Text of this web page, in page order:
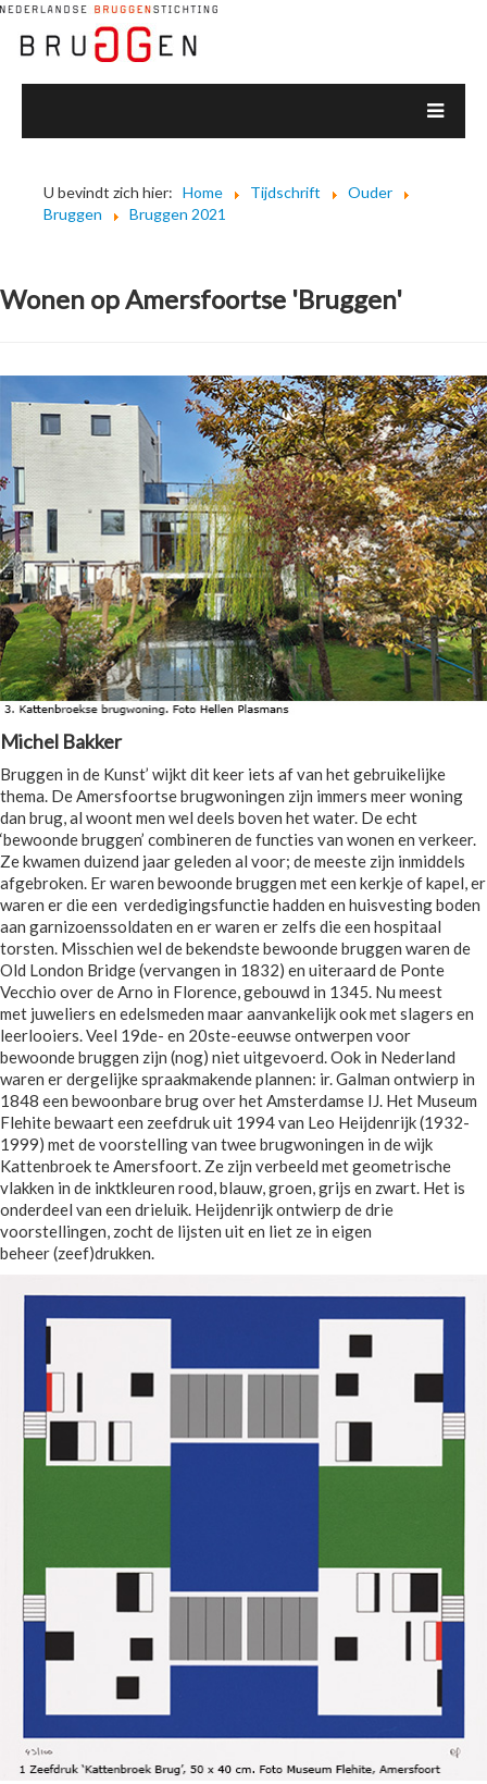
U bevindt zich hier: Home Tijdschrift
Ouder
Bruggen
Bruggen 2021
Wonen op Amersfoortse 'Bruggen'
Michel Bakker
Bruggen in de Kunst’ wijkt dit keer iets af van het gebruikelijke
thema. De Amersfoortse brugwoningen zijn immers meer woning
dan brug, al woont men wel deels boven het water. De echt
‘bewoonde bruggen’ combineren de functies van wonen en verkeer.
Ze kwamen duizend jaar geleden al voor; de meeste zijn inmiddels
afgebroken. Er waren bewoonde bruggen met een kerkje of kapel, er
waren er die een verdedigingsfunctie hadden en huisvesting boden
aan garnizoenssoldaten en er waren er zelfs die een hospitaal
torsten. Misschien wel de bekendste bewoonde bruggen waren de
Old London Bridge (vervangen in 1832) en uiteraard de Ponte
Vecchio over de Arno in Florence, gebouwd in 1345. Nu meest
met juweliers en edelsmeden maar aanvankelijk ook met slagers en
leerlooiers. Veel 19de- en 20ste-eeuwse ontwerpen voor
bewoonde bruggen zijn (nog) niet uitgevoerd. Ook in Nederland
waren er dergelijke spraakmakende plannen: ir. Galman ontwierp in
1848 een bewoonbare brug over het Amsterdamse IJ. Het Museum
Flehite bewaart een zeefdruk uit 1994 van Leo Heijdenrijk (1932-
1999) met de voorstelling van twee brugwoningen in de wijk
Kattenbroek te Amersfoort. Ze zijn verbeeld met geometrische
vlakken in de inktkleuren rood, blauw, groen, grijs en zwart. Het is
onderdeel van een drieluik. Heijdenrijk ontwierp de drie
voorstellingen, zocht de lijsten uit en liet ze in eigen
beheer (zeef)drukken.